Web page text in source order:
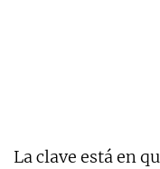
La clave está en